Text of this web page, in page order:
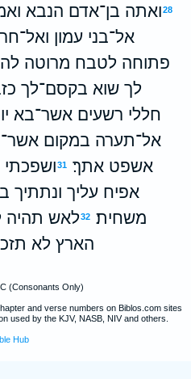
28ואתה בן־אדם הנבא
אל־בני עמון
פתוחה לטבח מרוטה
לך שוא בקסם־לך
חללי רשעים אשר־בא
אל־תערה במקום
אשפט אתך׃ 31
אפיח עליך ונתתיך
משחית׃ 32לאש תהיה
הארץ לא
(Consonants Only)
and verse numbers on Biblos.com sites
used by the KJV, NASB, NIV and others.
Hub